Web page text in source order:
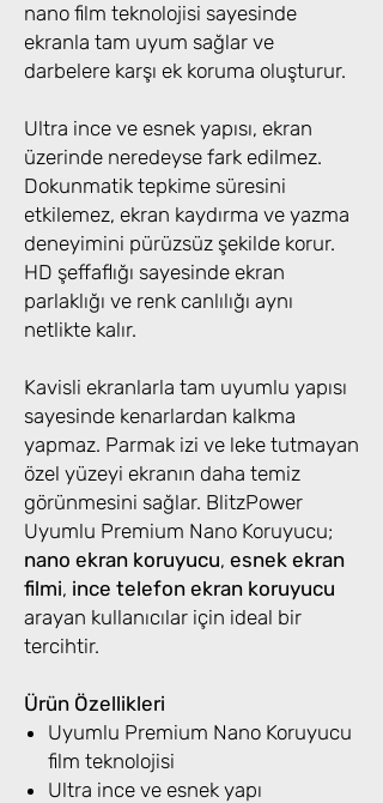
nano film teknolojisi sayesinde
ekranla tam uyum sağlar ve
darbelere karşı ek koruma oluşturur.
Ultra ince ve esnek yapısı, ekran
üzerinde neredeyse fark edilmez.
Dokunmatik tepkime süresini
etkilemez, ekran kaydırma ve yazma
deneyimini pürüzsüz şekilde korur.
HD şeffaflığı sayesinde ekran
parlaklığı ve renk canlılığı aynı
netlikte kalır.
Kavisli ekranlarla tam uyumlu yapısı
sayesinde kenarlardan kalkma
yapmaz. Parmak izi ve leke tutmayan
özel yüzeyi ekranın daha temiz
görünmesini sağlar. BlitzPower
Uyumlu Premium Nano Koruyucu;
nano ekran koruyucu, esnek ekran
filmi, ince telefon ekran koruyucu
arayan kullanıcılar için ideal bir
tercihtir.
Ürün Özellikleri
Uyumlu Premium Nano Koruyucu
film teknolojisi
Ultra ince ve esnek yapı